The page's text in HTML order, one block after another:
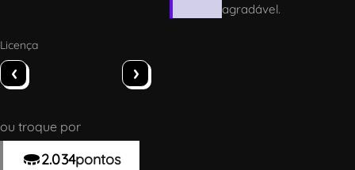
agradável.
Licença
‹ ›
ou troque por
2.034pontos